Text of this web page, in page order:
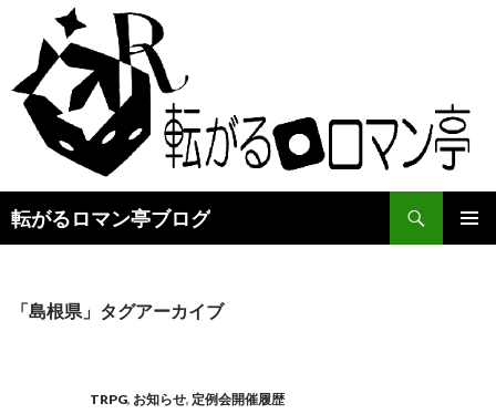
転がるロマン亭ブログ
検
索
ン「島根県」タグアーカイブ
TRPG, お知らせ, 定例会開催履歴